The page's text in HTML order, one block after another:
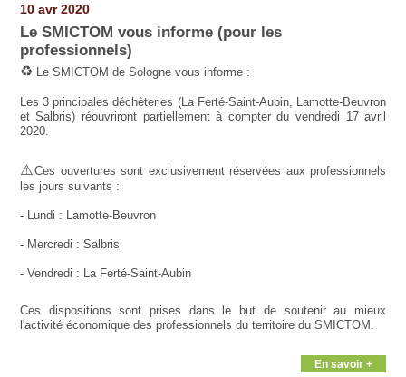
10 avr 2020
Le SMICTOM vous informe (pour les
professionnels)
♻️ Le SMICTOM de Sologne vous informe :
Les 3 principales déchèteries (La Ferté-Saint-Aubin, Lamotte-Beuvron
et Salbris) réouvriront partiellement à compter du vendredi 17 avril
2020.
⚠️Ces ouvertures sont exclusivement réservées aux professionnels
les jours suivants :
- Lundi : Lamotte-Beuvron
- Mercredi : Salbris
- Vendredi : La Ferté-Saint-Aubin
Ces dispositions sont prises dans le but de soutenir au mieux
l'activité économique des professionnels du territoire du SMICTOM.
En savoir +